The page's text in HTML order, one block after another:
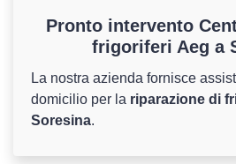
Pronto intervento
frigoriferi Aeg a
La nostra azienda fornisce
domicilio per la riparazione di
Soresina.